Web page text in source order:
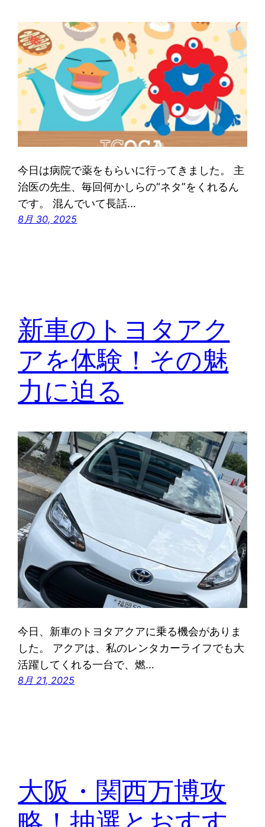
今日は病院で薬をもらいに行ってきました。 主
治医の先生、毎回何かしらの“ネタ”をくれるん
です。 混んでいて長話…
8月 30, 2025
新車のトヨタアク
アを体験！その魅
力に迫る
今日、新車のトヨタアクアに乗る機会がありま
した。 アクアは、私のレンタカーライフでも大
活躍してくれる一台で、燃…
8月 21, 2025
大阪・関西万博攻